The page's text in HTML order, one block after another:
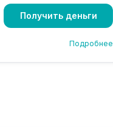
Получить деньги
Подробнее